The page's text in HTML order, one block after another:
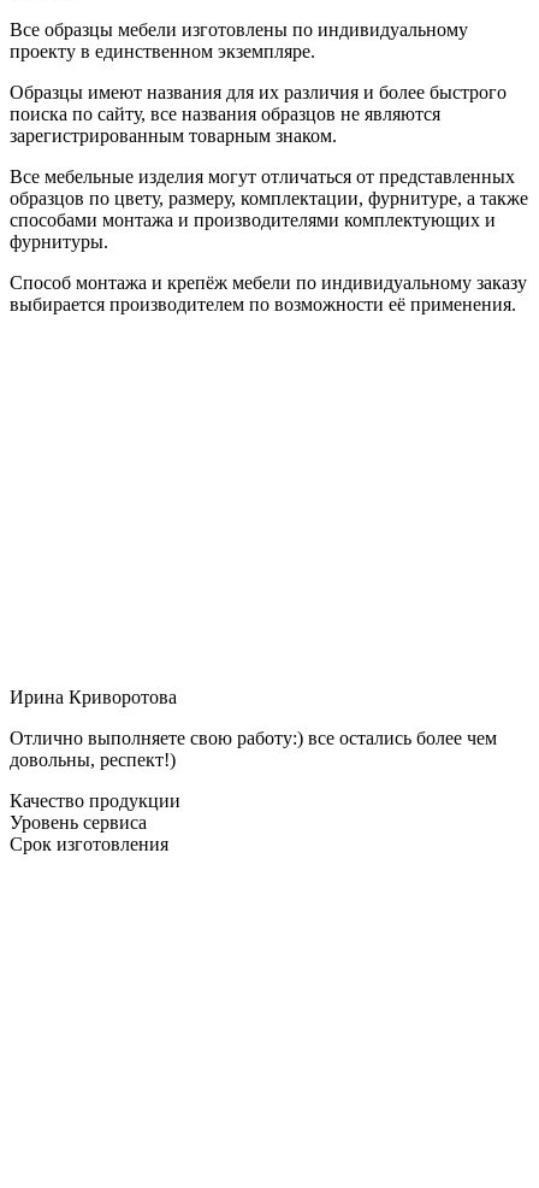
Все образцы мебели изготовлены по индивидуальному
проекту в единственном экземпляре.
Образцы имеют названия для их различия и более быстрого
поиска по сайту, все названия образцов не являются
зарегистрированным товарным знаком.
Все мебельные изделия могут отличаться от представленных
образцов по цвету, размеру, комплектации, фурнитуре, а также
способами монтажа и производителями комплектующих и
фурнитуры.
Способ монтажа и крепёж мебели по индивидуальному заказу
выбирается производителем по возможности её применения.
Ирина Криворотова
Отлично выполняете свою работу:) все остались более чем
довольны, респект!)
Качество продукции
Уровень сервиса
Срок изготовления